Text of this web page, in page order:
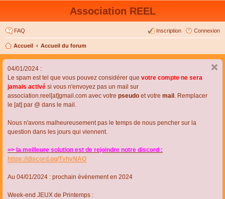
Association REEL
FAQ Connexion
Inscription
Accueil Accueil du forum
04/01/2024 :
Le spam est tel que vous pouvez considérer que votre compte ne sera
jamais activé si vous n'envoyez pas un mail sur
association.reel[at]gmail.com avec votre pseudo et votre mail . Remplacer
le [at] par @ dans le mail.
Nous n'avons malheureusement pas le temps de nous pencher sur la
question dans les jours qui viennent.
=> la meilleure solution est de rejoindre notre discord :
https://discord.gg/TvhyNAQ
Au 04/01/2024 : prochain évènement en 2024
Week-end JEUX de Printemps :